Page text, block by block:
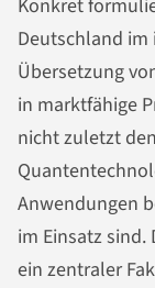
Konkret
Deutschland
Übersetzung
in marktfähige
nicht zuletzt
Anwendungen
im Einsatz
ein zentraler